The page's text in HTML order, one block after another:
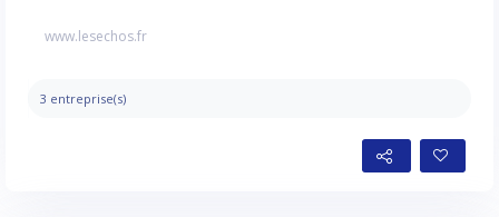
www.lesechos.fr
3 entreprise(s)